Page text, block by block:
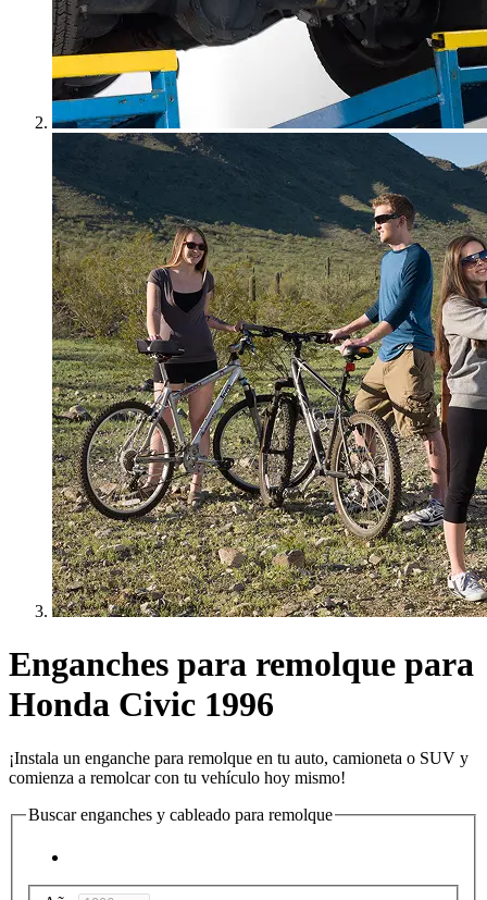
Enganches para remolque para
Honda Civic 1996
¡Instala un enganche para remolque en tu auto, camioneta o SUV y
comienza a remolcar con tu vehículo hoy mismo!
Buscar enganches y cableado para remolque